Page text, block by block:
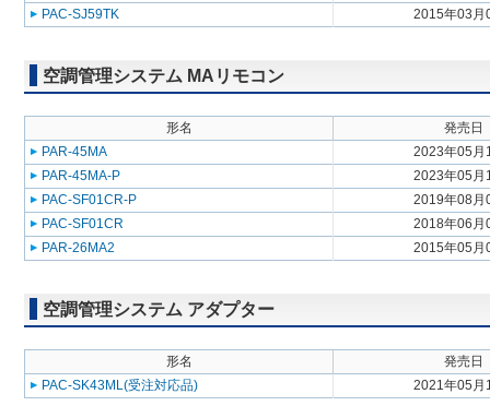
PAC-SJ59TK
2015年03月
空調管理システム MAリモコン
形名
発売日
PAR-45MA
2023年05月
PAR-45MA-P
2023年05月
PAC-SF01CR-P
2019年08月
PAC-SF01CR
2018年06月
PAR-26MA2
2015年05月
空調管理システム アダプター
形名
発売日
PAC-SK43ML(受注対応品)
2021年05月